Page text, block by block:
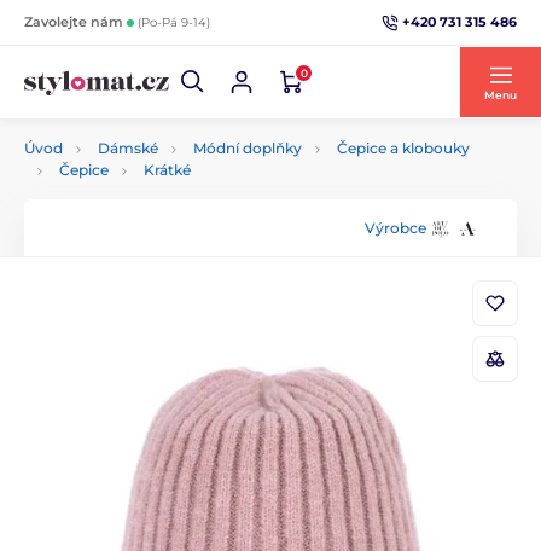
Zavolejte nám (Po-Pá 9-14) +420 731 315 486
0
Menu
Úvod Dámské Módní doplňky
Čepice a klobouky
Čepice
Krátké
Výrobce